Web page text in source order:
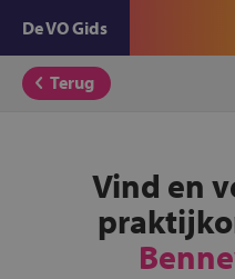
De VO Gids
Terug
Vind en